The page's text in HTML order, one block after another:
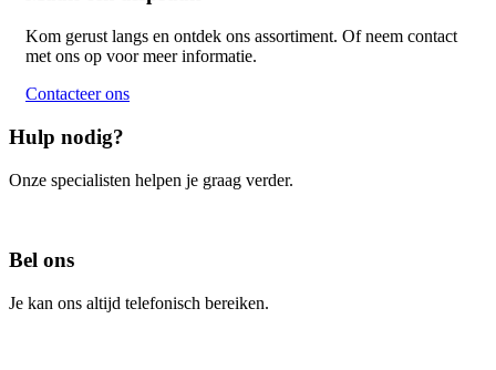
Kom gerust langs en ontdek ons assortiment. Of neem contact
met ons op voor meer informatie.
Contacteer ons
Hulp nodig?
Onze specialisten helpen je graag verder.
Bel ons
Je kan ons altijd telefonisch bereiken.